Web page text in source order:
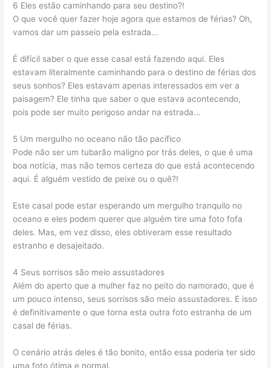
6 Eles estão caminhando para seu destino?!
O que você quer fazer hoje agora que estamos de férias? Oh,
vamos dar um passeio pela estrada…
É difícil saber o que esse casal está fazendo aqui. Eles
estavam literalmente caminhando para o destino de férias dos
seus sonhos? Eles estavam apenas interessados ​​em ver a
paisagem? Ele tinha que saber o que estava acontecendo,
pois pode ser muito perigoso andar na estrada…
5 Um mergulho no oceano não tão pacífico
Pode não ser um tubarão maligno por trás deles, o que é uma
boa notícia, mas não temos certeza do que está acontecendo
aqui. É alguém vestido de peixe ou o quê?!
Este casal pode estar esperando um mergulho tranquilo no
oceano e eles podem querer que alguém tire uma foto fofa
deles. Mas, em vez disso, eles obtiveram esse resultado
estranho e desajeitado.
4 Seus sorrisos são meio assustadores
Além do aperto que a mulher faz no peito do namorado, que é
um pouco intenso, seus sorrisos são meio assustadores. E isso
é definitivamente o que torna esta outra foto estranha de um
casal de férias.
O cenário atrás deles é tão bonito, então essa poderia ter sido
uma foto ótima e normal.